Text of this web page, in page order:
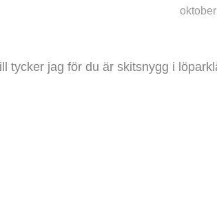
tycker jag för du är skitsnygg i